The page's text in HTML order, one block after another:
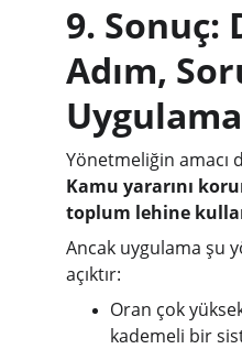
9. Sonuç:
Adım,
Uygulama
Yönetmeliğin amacı
Kamu yararını
toplum lehine
Ancak uygulama şu
açıktır:
Oran çok
kademeli bir